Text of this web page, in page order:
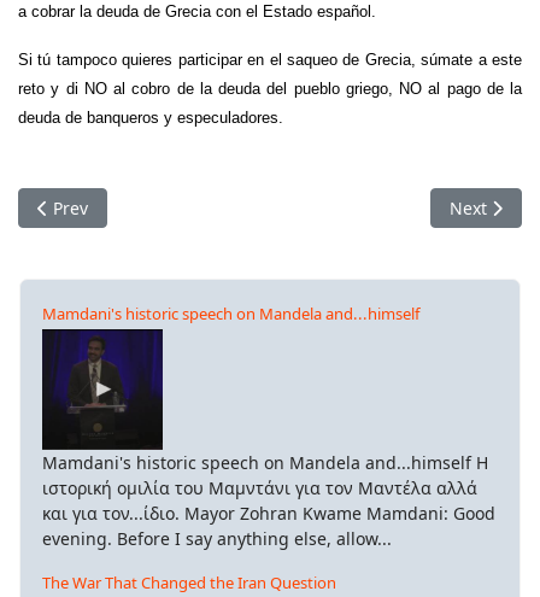
a cobrar la deuda de Grecia con el Estado español.
Si tú tampoco quieres participar en el saqueo de Grecia, súmate a este
reto y di NO al cobro de la deuda del pueblo griego, NO al pago de la
deuda de banqueros y especuladores.
Previous article: Great Britain. Osborne must stop the Greek
Prev Next
Next
Mamdani's historic speech on Mandela and...himself
Mamdani's historic speech on Mandela and...himself Η
ιστορική ομιλία του Μαμντάνι για τον Μαντέλα αλλά
και για τον...ίδιο. Mayor Zohran Kwame Mamdani: Good
evening. Before I say anything else, allow...
The War That Changed the Iran Question